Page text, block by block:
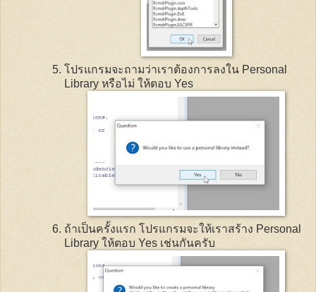
โปรแกรมจะถามว่าเราต้องการลงใน Personal
Library หรือไม่ ให้ตอบ Yes
ถ้าเป็นครั้งแรก โปรแกรมจะให้เราสร้าง Personal
Library ให้ตอบ Yes เช่นกันครับ